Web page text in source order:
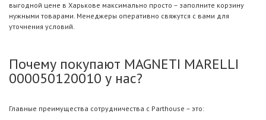
выгодной цене в Харькове максимально просто – заполните корзину
нужными товарами. Менеджеры оперативно свяжутся с вами для
уточнения условий.
Почему покупают MAGNETI MARELLI
000050120010 у нас?
Главные преимущества сотрудничества с Parthouse – это: